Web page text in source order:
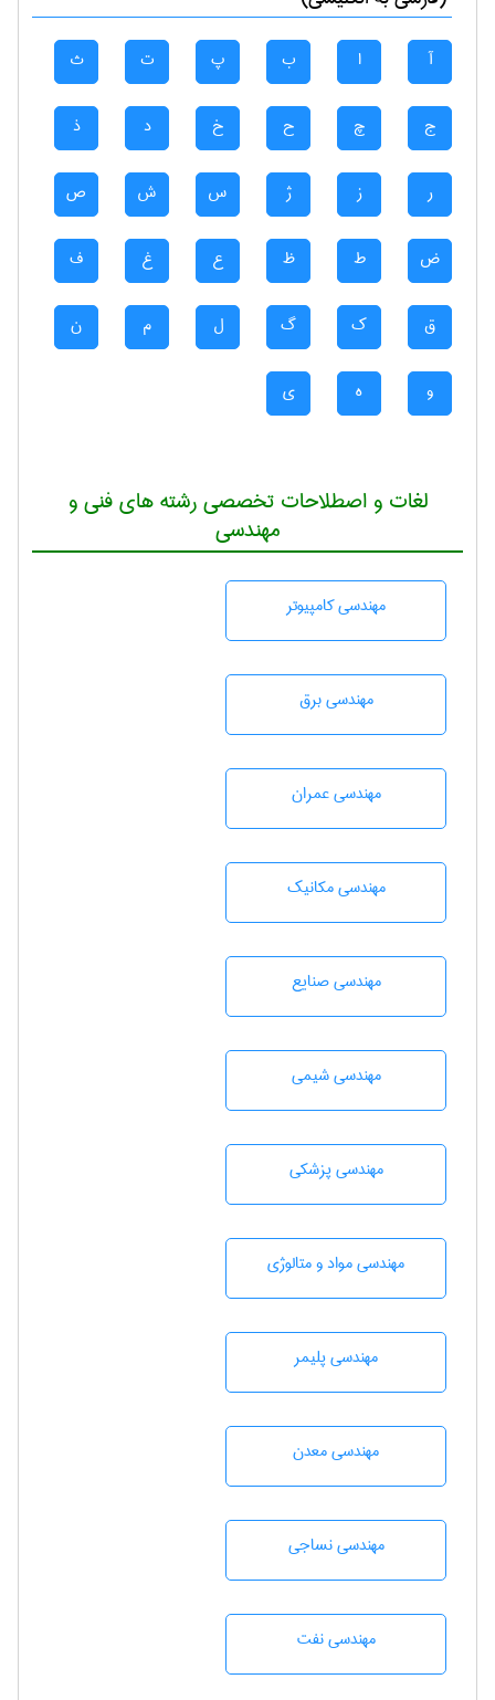
آ ا ب پ ت ث
ج چ ح خ د ذ
ر ز ژ س ش ص
ض ط ظ ع غ ف
ق ک گ ل م ن
و ه ی
لغات و اصطلاحات تخصصی رشته های فنی و
مهندسی
مهندسی كامپيوتر
مهندسی برق
مهندسی عمران
مهندسی مکانیک
مهندسی صنايع
مهندسي شيمی
مهندسی پزشکی
مهندسی مواد و متالوژی
مهندسی پليمر
مهندسی معدن
مهندسي نساجی
مهندسی نفت